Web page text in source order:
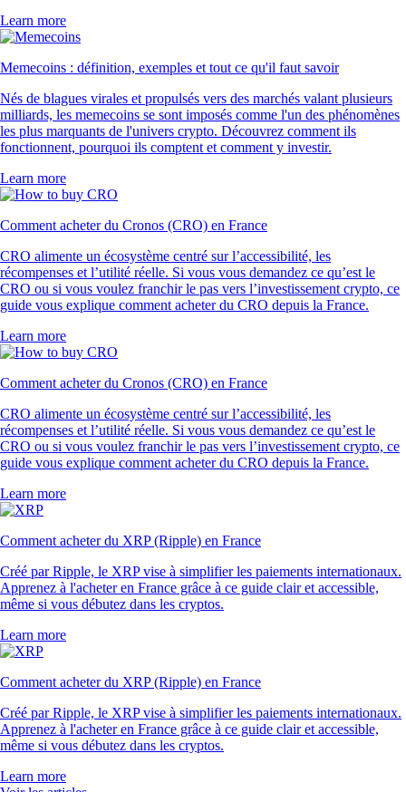
Learn more
Memecoins : définition, exemples et tout ce qu'il faut savoir
Nés de blagues virales et propulsés vers des marchés valant plusieurs
milliards, les memecoins se sont imposés comme l'un des phénomènes
les plus marquants de l'univers crypto. Découvrez comment ils
fonctionnent, pourquoi ils comptent et comment y investir.
Learn more
Comment acheter du Cronos (CRO) en France
CRO alimente un écosystème centré sur l’accessibilité, les
récompenses et l’utilité réelle. Si vous vous demandez ce qu’est le
CRO ou si vous voulez franchir le pas vers l’investissement crypto, ce
guide vous explique comment acheter du CRO depuis la France.
Learn more
Comment acheter du Cronos (CRO) en France
CRO alimente un écosystème centré sur l’accessibilité, les
récompenses et l’utilité réelle. Si vous vous demandez ce qu’est le
CRO ou si vous voulez franchir le pas vers l’investissement crypto, ce
guide vous explique comment acheter du CRO depuis la France.
Learn more
Comment acheter du XRP (Ripple) en France
Créé par Ripple, le XRP vise à simplifier les paiements internationaux.
Apprenez à l'acheter en France grâce à ce guide clair et accessible,
même si vous débutez dans les cryptos.
Learn more
Comment acheter du XRP (Ripple) en France
Créé par Ripple, le XRP vise à simplifier les paiements internationaux.
Apprenez à l'acheter en France grâce à ce guide clair et accessible,
même si vous débutez dans les cryptos.
Learn more